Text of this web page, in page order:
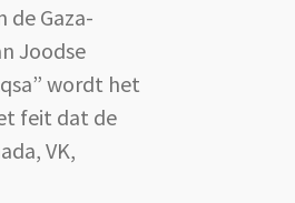
Gaza-
Joodse
wordt het
feit dat de
VK,